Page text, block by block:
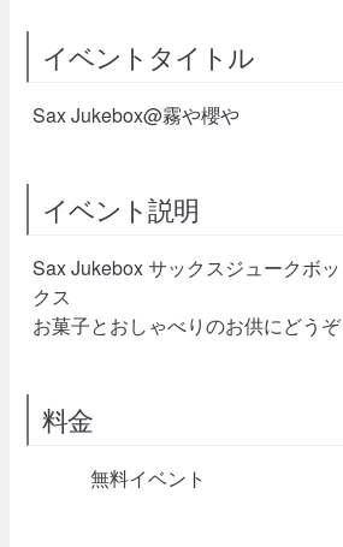
イベントタイトル
Sax Jukebox@霧や櫻や
イベント説明
Sax Jukebox サックスジュークボッ
クス
お菓子とおしゃべりのお供にどうぞ
料金
無料イベント